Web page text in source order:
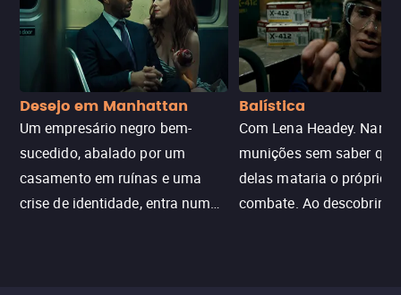
Desejo em Manhattan
Um empresário negro bem-
sucedido, abalado por um
casamento em ruínas e uma
crise de identidade, entra num
Balística
Com Lena Headey.
munições sem saber
delas mataria o próprio
combate. Ao descobrir a